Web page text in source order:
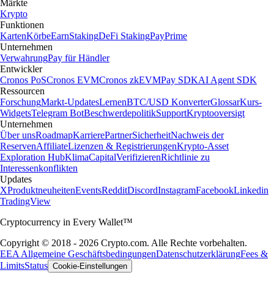
Märkte
Krypto
Funktionen
KartenKörbeEarnStakingDeFi StakingPayPrime
Unternehmen
VerwahrungPay für Händler
Entwickler
Cronos PoSCronos EVMCronos zkEVMPay SDKAI Agent SDK
Ressourcen
ForschungMarkt-UpdatesLernenBTC/USD KonverterGlossarKurs-
WidgetsTelegram BotBeschwerdepolitikSupportKryptooversigt
Unternehmen
Über unsRoadmapKarrierePartnerSicherheitNachweis der
ReservenAffiliateLizenzen & RegistrierungenKrypto-Asset
Exploration HubKlimaCapitalVerifizierenRichtlinie zu
Interessenkonflikten
Updates
XProduktneuheitenEventsRedditDiscordInstagramFacebookLinkedin
TradingView
Cryptocurrency in Every Wallet™
Copyright © 2018 - 2026 Crypto.com. Alle Rechte vorbehalten.
EEA Allgemeine GeschäftsbedingungenDatenschutzerklärungFees &
LimitsStatus Cookie-Einstellungen